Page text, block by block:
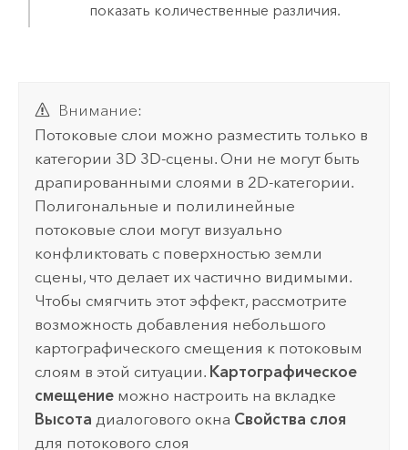
показать количественные различия.
Внимание:
Потоковые слои можно разместить только в
категории 3D 3D-сцены. Они не могут быть
драпированными слоями в 2D-категории.
Полигональные и полилинейные
потоковые слои могут визуально
конфликтовать с поверхностью земли
сцены, что делает их частично видимыми.
Чтобы смягчить этот эффект, рассмотрите
возможность добавления небольшого
картографического смещения к потоковым
слоям в этой ситуации. Картографическое
смещение можно настроить на вкладке
Высота диалогового окна Свойства слоя
для потокового слоя